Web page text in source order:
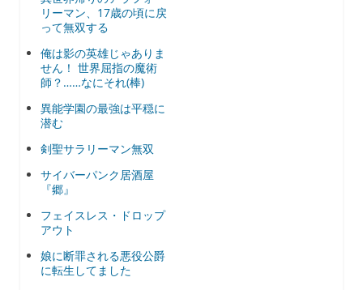
リーマン、17歳の頃に戻
って無双する
俺は影の英雄じゃありま
せん！ 世界屈指の魔術
師？……なにそれ(棒)
異能学園の最強は平穏に
潜む
剣聖サラリーマン無双
サイバーパンク居酒屋
『郷』
フェイスレス・ドロップ
アウト
娘に断罪される悪役公爵
に転生してました